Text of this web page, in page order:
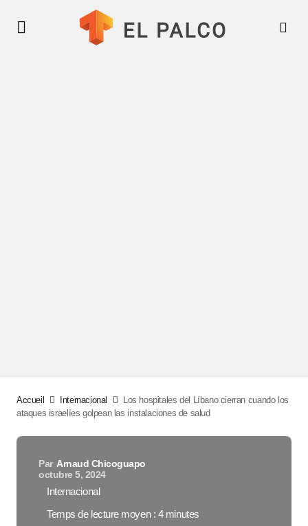
Accueil Internacional
Los hospitales del Líbano cierran cuando los
ataques israelíes golpean las instalaciones de salud
Par Arnaud Chicoguapo
octubre 5, 2024
Internacional
Temps de lecture moyen : 4 minutes